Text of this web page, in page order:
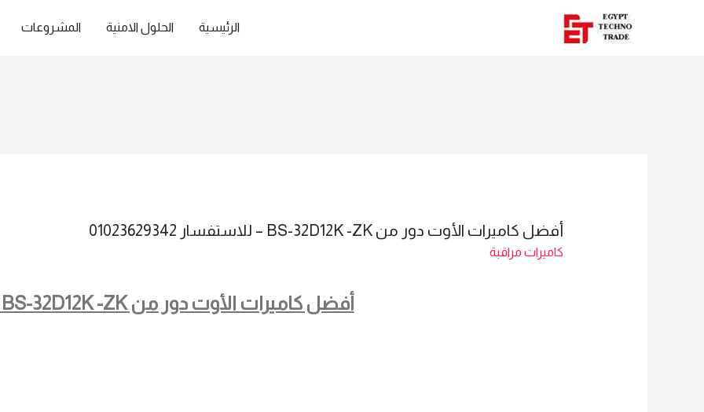
الرئيسية الحلول الامنية المشروعات
أفضل كاميرات الأوت دور من BS-32D12K -ZK – للاستفسار 01023629342
كاميرات مراقبة
أفضل كاميرات الأوت دور من BS-32D12K -ZK